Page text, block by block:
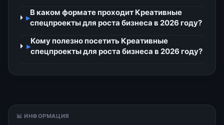
▸
В каком формате проходит Креативные
спецпроекты для роста бизнеса в 2026 году?
▸
Кому полезно посетить Креативные
спецпроекты для роста бизнеса в 2026 году?
📊 ИНФОРМАЦИЯ